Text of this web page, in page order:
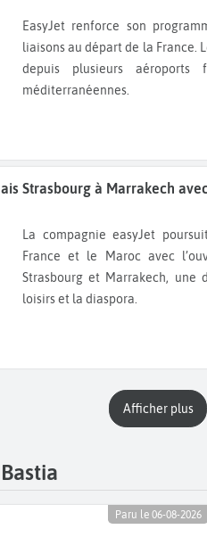
EasyJet renforce son programme hiver 2026 avec Le Caire et 9 nouvelles
liaisons au départ de la France.
depuis plusieurs
méditerranéennes.
Strasbourg à Marrakech
La compagnie easyJet poursuit le développement de son réseau entre la
France et le Maroc avec
Strasbourg et Marrakech, une
loisirs et la diaspora.
Afficher plus
Paru le 06-08-2026